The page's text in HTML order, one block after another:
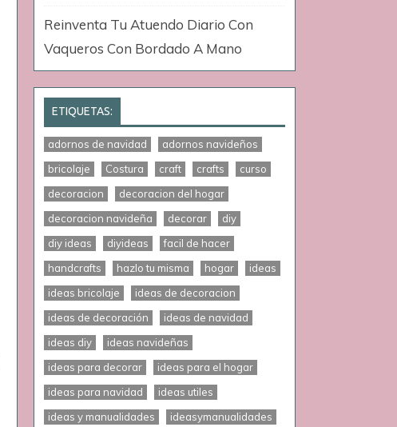
Reinventa Tu Atuendo Diario Con
Vaqueros Con Bordado A Mano
ETIQUETAS:
adornos de navidad
adornos navideños
bricolaje
Costura craft crafts
curso
decoracion
decoracion del hogar
decoracion navideña
decorar
diy
diy ideas
diyideas
facil de hacer
handcrafts
hazlo tu misma hogar
ideas
ideas bricolaje
ideas de decoracion
ideas de decoración
ideas de navidad
ideas diy
ideas navideñas
ideas para decorar
ideas para el hogar
ideas para navidad
ideas utiles
ideas y manualidades
ideasymanualidades